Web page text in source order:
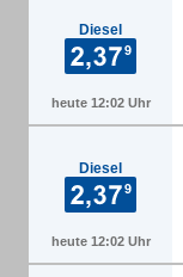
Diesel
heute 12:02 Uhr
Diesel
heute 12:02 Uhr